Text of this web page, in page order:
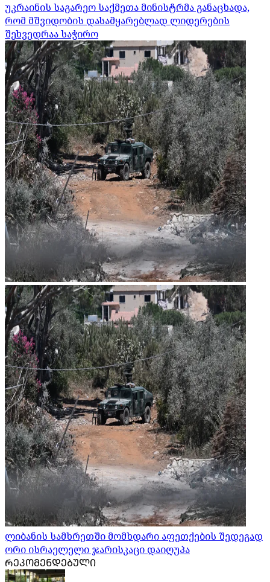
უკრაინის საგარეო საქმეთა მინისტრმა განაცხადა,
რომ მშვიდობის დასამყარებლად ლიდერების
შეხვედრაა საჭირო
ლიბანის სამხრეთში მომხდარი აფეთქების შედეგად
ორი ისრაელელი ჯარისკაცი დაიღუპა
ᲠᲔᲙᲝᲛᲔᲜᲓᲔᲑᲣᲚᲘ